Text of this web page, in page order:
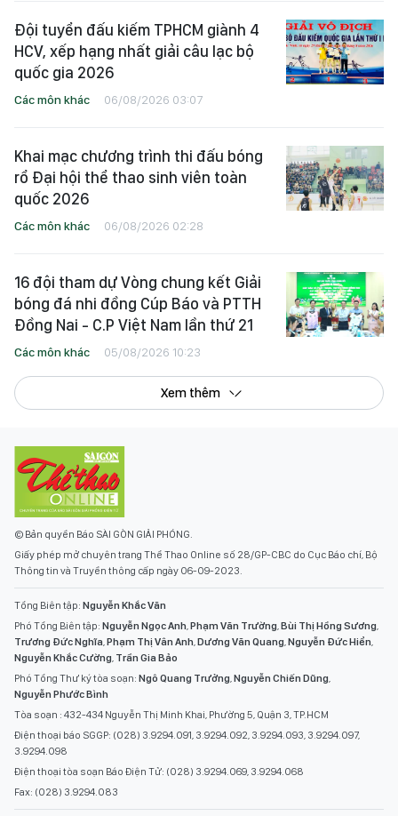
Đội tuyển đấu kiếm TPHCM giành 4
HCV, xếp hạng nhất giải câu lạc bộ
quốc gia 2026
Các môn khác 06/08/2026 03:07
Khai mạc chương trình thi đấu bóng
rổ Đại hội thể thao sinh viên toàn
quốc 2026
Các môn khác 06/08/2026 02:28
16 đội tham dự Vòng chung kết Giải
bóng đá nhi đồng Cúp Báo và PTTH
Đồng Nai - C.P Việt Nam lần thứ 21
Các môn khác 05/08/2026 10:23
Xem thêm
© Bản quyền Báo SÀI GÒN GIẢI PHÓNG.
Giấy phép mở chuyên trang Thể Thao Online số 28/GP-CBC do Cục Báo chí, Bộ
Thông tin và Truyền thông cấp ngày 06-09-2023.
Tổng Biên tập: Nguyễn Khắc Văn
Phó Tổng Biên tập: Nguyễn Ngọc Anh,Phạm Văn Trường,Bùi Thị Hồng Sương,
Trương Đức Nghĩa,Phạm Thị Vân Anh,Dương Văn Quang,Nguyễn Đức Hiển,
Nguyễn Khắc Cường, Trần Gia Bảo
Phó Tổng Thư ký tòa soạn: Ngô Quang Trưởng,Nguyễn Chiến Dũng,
Nguyễn Phước Bình
Tòa soạn : 432-434 Nguyễn Thị Minh Khai, Phường 5, Quận 3, TP.HCM
Điện thoại báo SGGP: (028) 3.9294.091, 3.9294.092, 3.9294.093, 3.9294.097,
3.9294.098
Điện thoại tòa soạn Báo Điện Tử: (028) 3.9294.069, 3.9294.068
Fax: (028) 3.9294.083